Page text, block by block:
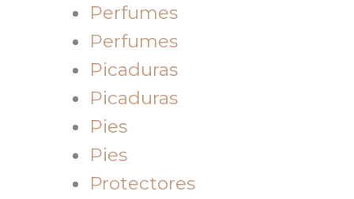
Perfumes
Perfumes
Picaduras
Picaduras
Pies
Pies
Protectores